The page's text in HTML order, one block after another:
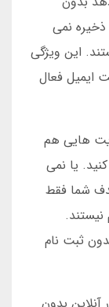
ذخیره نمی
این ویژگی
ایمیل فعال
هایی هم
یا نمی
شما فقط
ثبت نام